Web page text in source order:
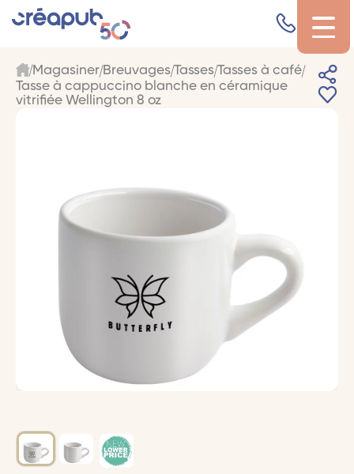
Magasiner Breuvages Tasses Tasses à café
Tasse à cappuccino blanche en céramique
vitrifiée Wellington 8 oz